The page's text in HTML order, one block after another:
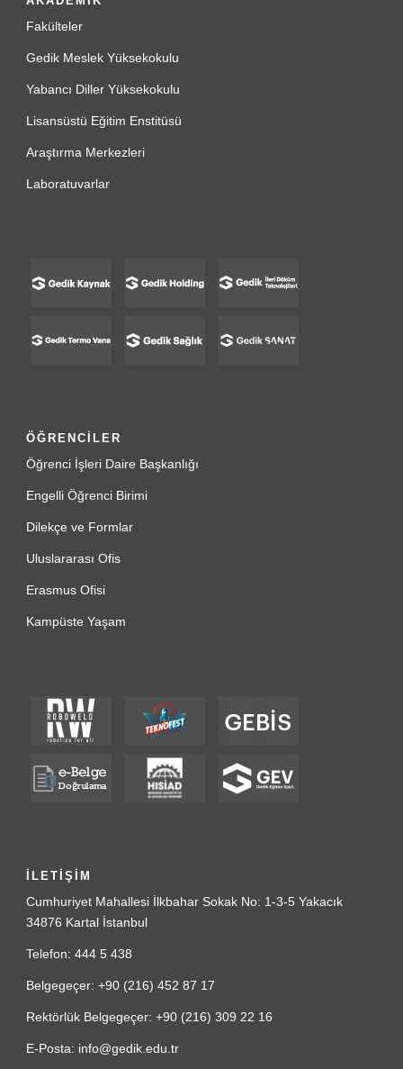
Fakülteler
Gedik Meslek Yüksekokulu
Yabancı Diller Yüksekokulu
Lisansüstü Eğitim Enstitüsü
Araştırma Merkezleri
Laboratuvarlar
ÖĞRENCİLER
Öğrenci İşleri Daire Başkanlığı
Engelli Öğrenci Birimi
Dilekçe ve Formlar
Uluslararası Ofis
Erasmus Ofisi
Kampüste Yaşam
İLETİŞİM
Cumhuriyet Mahallesi İlkbahar Sokak No: 1-3-5 Yakacık
34876 Kartal İstanbul
Telefon: 444 5 438
Belgegeçer: +90 (216) 452 87 17
Rektörlük Belgegeçer: +90 (216) 309 22 16
E-Posta: info@gedik.edu.tr